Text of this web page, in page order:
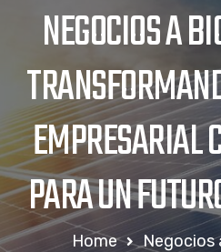
NEGOCIOS A
EMPRESARIAL
PARA UN
Home
Negocios